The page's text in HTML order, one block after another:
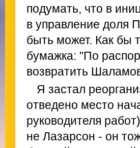
подумать, что в
в управление доля
быть может. Как бы
бумажка: "По
возвратить
Я застал
отведено место
руководителя
не Лазарсон - он